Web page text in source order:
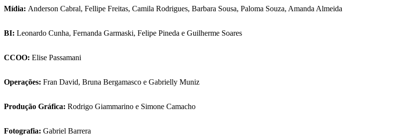
Mídia: Anderson Cabral, Fellipe Freitas, Camila Rodrigues, Barbara Sousa, Paloma Souza, Amanda Almeida
BI: Leonardo Cunha, Fernanda Garmaski, Felipe Pineda e Guilherme Soares
CCOO: Elise Passamani
Operações: Fran David, Bruna Bergamasco e Gabrielly Muniz
Produção Gráfica: Rodrigo Giammarino e Simone Camacho
Fotografia: Gabriel Barrera